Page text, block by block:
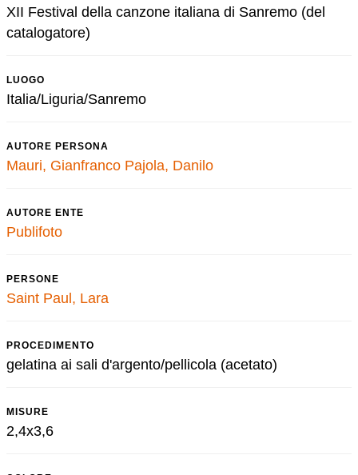
XII Festival della canzone italiana di Sanremo (del
catalogatore)
LUOGO
Italia/Liguria/Sanremo
AUTORE PERSONA
Mauri, Gianfranco Pajola, Danilo
AUTORE ENTE
Publifoto
PERSONE
Saint Paul, Lara
PROCEDIMENTO
gelatina ai sali d'argento/pellicola (acetato)
MISURE
2,4x3,6